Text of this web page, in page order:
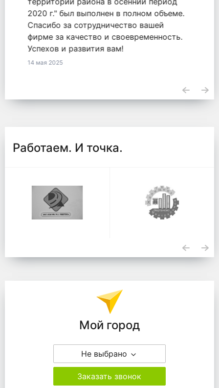
2771548855820000050 от 18.09.2020.
23 апреля 2025
Работаем. И точка.
Мой город
Не выбрано
Заказать звонок